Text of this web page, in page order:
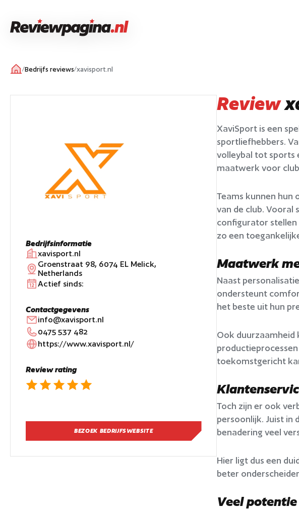
/Bedrijfs reviews/xavisport.nl
Bedrijfsinformatie
xavisport.nl
Groenstraat 98, 6074 EL Melick,
Netherlands
Actief sinds:
Contactgegevens
info@xavisport.nl
0475 537 482
https://www.xavisport.nl/
Review rating
BEZOEK BEDRIJFSWEBSITE
Review
XaviSport is een
sportliefhebbers.
volleybal tot sports
maatwerk voor
Teams kunnen hun
van de club. Vooral
configurator stellen
zo een
Maatwerk
Naast
ondersteunt
het beste uit hun
Ook duurzaamheid
toekomstgericht
Toch zijn er ook
persoonlijk. Juist in
benadering veel
Hier ligt dus een
beter
Veel